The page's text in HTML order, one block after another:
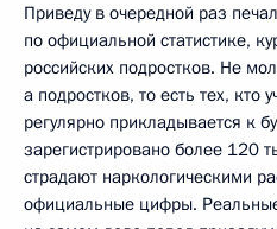
Приведу в очередной раз
по официальной статистике,
российских подростков. Не
а подростков, то есть тех, кто
регулярно прикладывается к
зарегистрировано более 120
страдают наркологическими
официальные цифры.